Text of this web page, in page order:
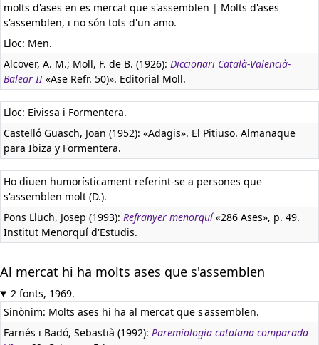
molts d'ases en es mercat que s'assemblen | Molts d'ases
s'assemblen, i no són tots d'un amo.
Lloc: Men.
Alcover, A. M.; Moll, F. de B. (1926): Diccionari Català-Valencià-
Balear II«Ase Refr. 50)». Editorial Moll.
Lloc: Eivissa i Formentera.
Castelló Guasch, Joan (1952): «Adagis». El Pitiuso. Almanaque
para Ibiza y Formentera.
Ho diuen humorísticament referint-se a persones que
s'assemblen molt (D.).
Pons Lluch, Josep (1993): Refranyer menorquí«286 Ases», p. 49.
Institut Menorquí d'Estudis.
Al mercat hi ha molts ases que s'assemblen
2 fonts, 1969.
Sinònim: Molts ases hi ha al mercat que s'assemblen.
Farnés i Badó, Sebastià (1992): Paremiologia catalana comparada